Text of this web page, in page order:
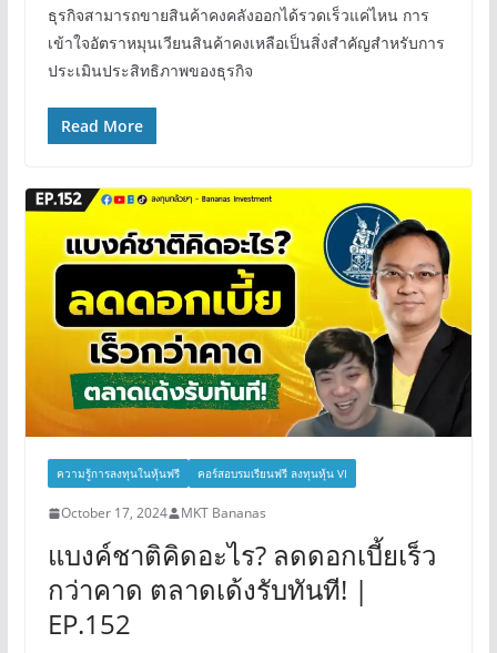
ธุรกิจสามารถขายสินค้าคงคลังออกได้รวดเร็วแค่ไหน การ
เข้าใจอัตราหมุนเวียนสินค้าคงเหลือเป็นสิ่งสำคัญสำหรับการ
ประเมินประสิทธิภาพของธุรกิจ
Read More
ความรู้การลงทุนในหุ้นฟรี คอร์สอบรมเรียนฟรี ลงทุนหุ้น VI
October 17, 2024 MKT Bananas
แบงค์ชาติคิดอะไร? ลดดอกเบี้ยเร็ว
กว่าคาด ตลาดเด้งรับทันที! |
EP.152